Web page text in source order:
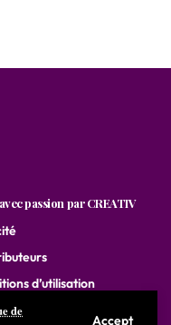
de
Accept
passion par CREATIV
d’utilisation